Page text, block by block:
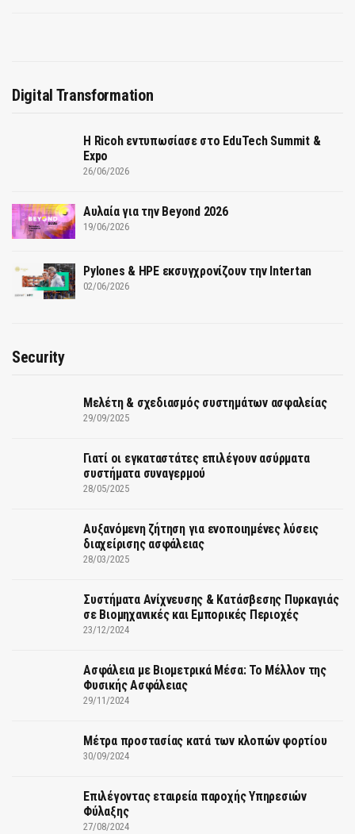
Digital Transformation
Η Ricoh εντυπωσίασε στο EduTech Summit &
Expo
26/06/2026
Αυλαία για την Beyond 2026
19/06/2026
Pylones & HPE εκσυγχρονίζουν την Intertan
02/06/2026
Security
Μελέτη & σχεδιασμός συστημάτων ασφαλείας
29/09/2025
Γιατί οι εγκαταστάτες επιλέγουν ασύρματα
συστήματα συναγερμού
28/05/2025
Αυξανόμενη ζήτηση για ενοποιημένες λύσεις
διαχείρισης ασφάλειας
28/03/2025
Συστήματα Ανίχνευσης & Κατάσβεσης Πυρκαγιάς
σε Βιομηχανικές και Εμπορικές Περιοχές
23/12/2024
Ασφάλεια με Βιομετρικά Μέσα: Το Μέλλον της
Φυσικής Ασφάλειας
29/11/2024
Μέτρα προστασίας κατά των κλοπών φορτίου
30/09/2024
Επιλέγοντας εταιρεία παροχής Υπηρεσιών
Φύλαξης
27/08/2024